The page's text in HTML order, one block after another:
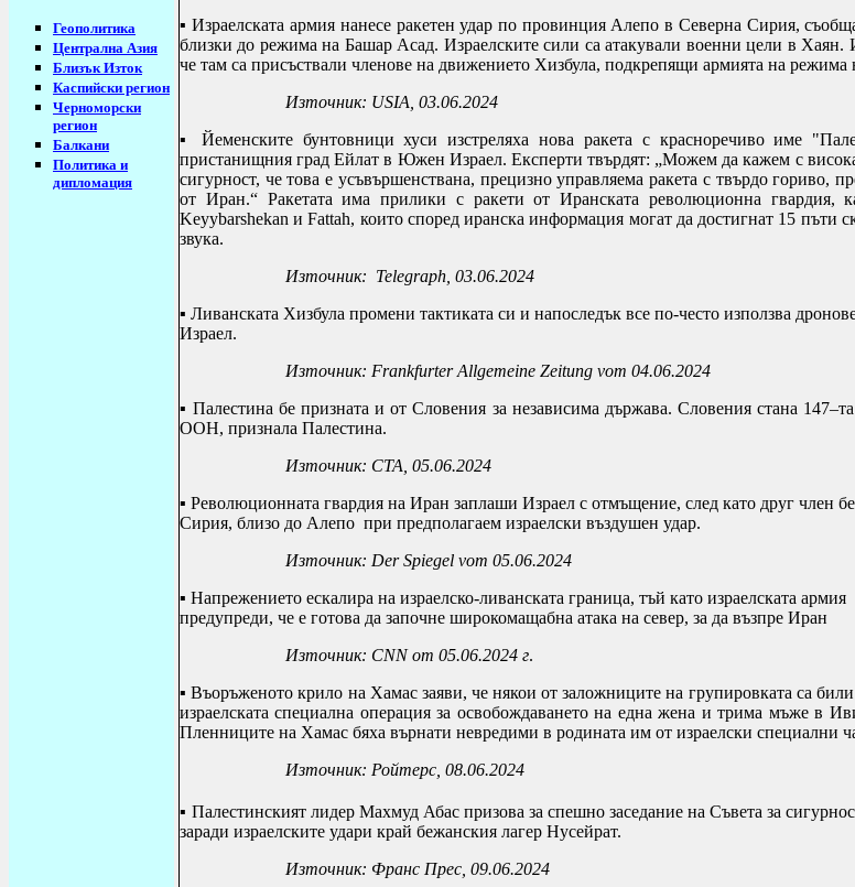
Геополитика
Централна Азия
Близък Изток
Каспийски регион
Черноморски
регион
Балкани
Политика и
дипломация
▪Израелската армия нанесе ракетен удар по провинция Алепо в Северна Сирия,
близки до режима на Башар Асад. Израелските сили са атакували военни цели в Хаян.
че там са присъствали членове на движението Хизбула, подкрепящи армията на режима
Източник: USIA, 03.06.2024
▪ Йеменските бунтовници хуси изстреляха нова ракета с красноречиво име
пристанищния град Ейлат в Южен Израел. Експерти твърдят: „Можем да кажем с
сигурност, че това е усъвършенствана, прецизно управляема ракета с твърдо гориво,
от Иран.“ Ракетата има прилики с ракети от Иранската революционна гвардия,
Keyybarshekan и Fattah, които според иранска информация могат да достигнат 15 пъти
звука.
Източник: Telegraph, 03.06.2024
▪ Ливанската Хизбула промени тактиката си и напоследък все по-често използва
Израел.
Източник: Frankfurter Allgemeine Zeitung vom 04.06.2024
▪ Палестина бе призната и от Словения за независима държава. Словения стана
ООН, признала Палестина.
Източник: СТА, 05.06.2024
▪ Революционната гвардия на Иран заплаши Израел с отмъщение, след като друг член
Сирия, близо до Алепо при предполагаем израелски въздушен удар.
Източник: Der Spiegel vom 05.06.2024
▪ Напрежението ескалира на израелско-ливанската граница, тъй като израелската армия
предупреди, че е готова да започне широкомащабна атака на север, за да възпре Иран
Източник: CNN от 05.06.2024 г.
▪ Въоръженото крило на Хамас заяви, че някои от заложниците на групировката са
израелската специална операция за освобождаването на една жена и трима мъже в
Пленниците на Хамас бяха върнати невредими в родината им от израелски специални
Източник: Ройтерс, 08.06.2024
▪ Палестинският лидер Махмуд Абас призова за спешно заседание на Съвета за
заради израелските удари край бежанския лагер Нусейрат.
Източник: Франс Прес, 09.06.2024